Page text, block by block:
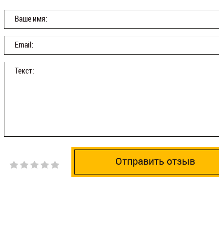
Ваше имя:
Email:
Текст:
Отправить отзыв